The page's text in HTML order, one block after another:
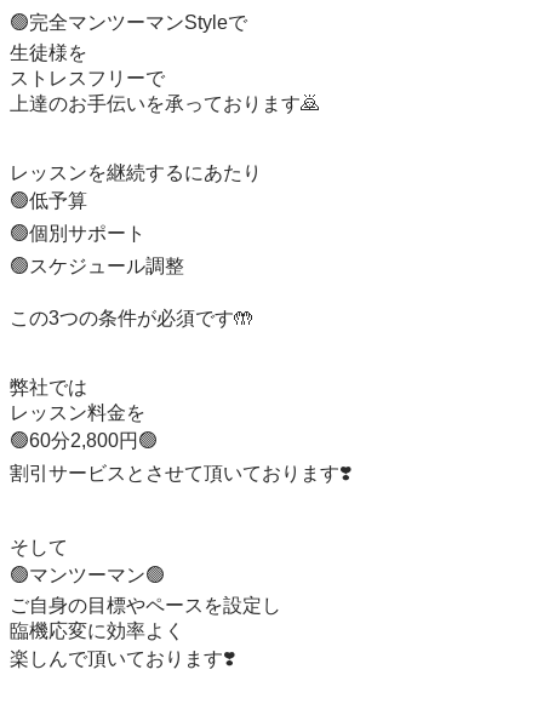
🟢完全マンツーマンStyleで
生徒様を
ストレスフリーで
上達のお手伝いを承っております🙇
レッスンを継続するにあたり
🟢低予算
🟢個別サポート
🟢スケジュール調整
この3つの条件が必須です🤲
弊社では
レッスン料金を
🟢60分2,800円🟢
割引サービスとさせて頂いております❣️
そして
🟢マンツーマン🟢
ご自身の目標やペースを設定し
臨機応変に効率よく
楽しんで頂いております❣️